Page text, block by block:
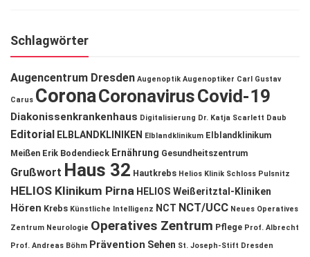
Schlagwörter
Augencentrum Dresden Augenoptik Augenoptiker Carl Gustav
Carus CoronaCoronavirusCovid-19
Diakonissenkrankenhaus Digitalisierung Dr. Katja Scarlett Daub
Editorial ELBLANDKLINIKEN Elblandklinikum Elblandklinikum
Meißen Erik Bodendieck Ernährung Gesundheitszentrum
Grußwort Haus 32 Hautkrebs Helios Klinik Schloss Pulsnitz
HELIOS Klinikum Pirna HELIOS Weißeritztal-Kliniken
Hören Krebs Künstliche Intelligenz NCT NCT/UCC Neues Operatives
Zentrum Neurologie Operatives Zentrum Pflege Prof. Albrecht
Prof. Andreas Böhm Prävention Sehen St. Joseph-Stift Dresden